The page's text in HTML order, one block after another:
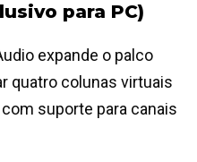
para PC)
expande o palco
quatro colunas virtuais
suporte para canais